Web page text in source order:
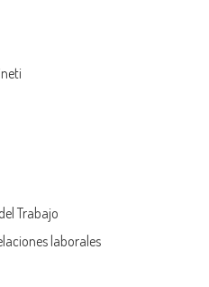
Trabajo
laborales